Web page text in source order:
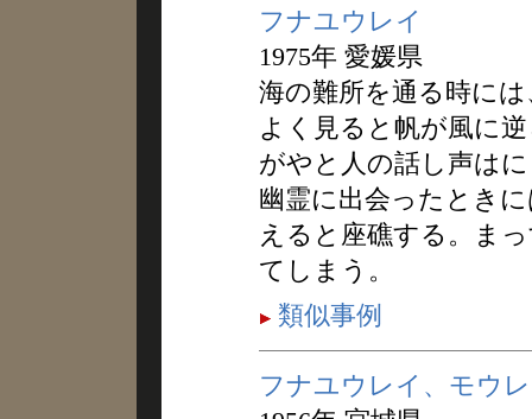
フナユウレイ
1975年 愛媛県
海の難所を通る時に
よく見ると帆が風に
がやと人の話し声は
幽霊に出会ったとき
えると座礁する。ま
てしまう。
類似事例
フナユウレイ、モウ